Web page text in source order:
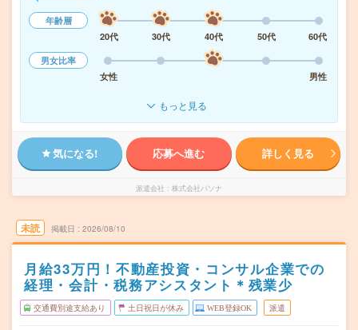
年齢層
20代
30代 40代 50代
60代
男女比率
女性
男性
もっと見る
気になる! 応募へ進む 詳しく見る
派遣会社 株式会社パソナ
未読 掲載日 2026/08/10
月給33万円！不動産投資・コンサル企業での
経理・会計・税務アシスタント＊残業少
交通費別途支給あり 土日祝日が休み WEB登録OK 派遣